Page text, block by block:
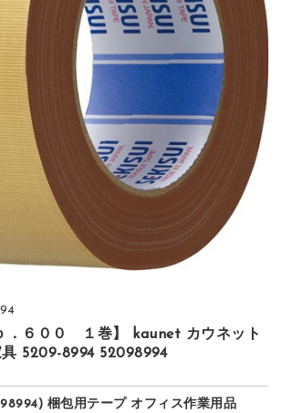
．６００ １巻】 kaunet カウネット
5209-8994 52098994
梱包用テープ オフィス作業用品